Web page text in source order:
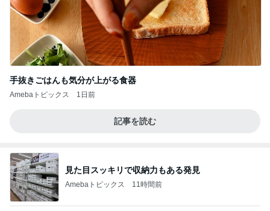
手抜きごはんも気分が上がる食器
Amebaトピックス 1日前
記事を読む
見た目スッキリで収納力もある発見
Amebaトピックス 11時間前